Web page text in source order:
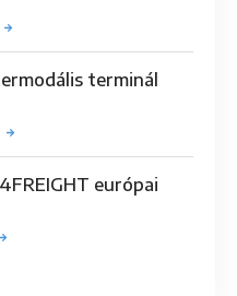
terminál
európai